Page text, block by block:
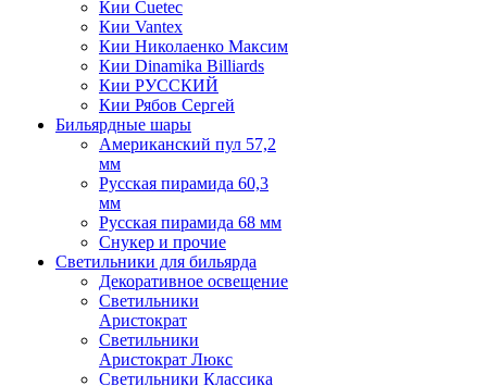
Кии Cuetec
Кии Vantex
Кии Николаенко Максим
Кии Dinamika Billiards
Кии РУССКИЙ
Кии Рябов Сергей
Бильярдные шары
Американский пул 57,2
мм
Русская пирамида 60,3
мм
Русская пирамида 68 мм
Снукер и прочие
Светильники для бильярда
Декоративное освещение
Светильники
Аристократ
Светильники
Аристократ Люкс
Светильники Классика